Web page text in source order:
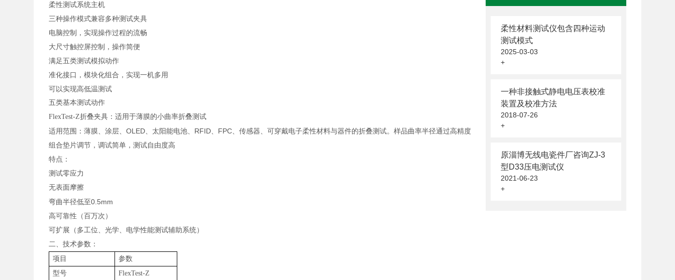
柔性材料测试仪包含四种运动
测试模式
2025-03-03
+
一种非接触式静电电压表校准
装置及校准方法
2018-07-26
+
原淄博无线电瓷件厂咨询ZJ-3
型D33压电测试仪
2021-06-23
+
柔性测试系统主机
三种操作模式兼容多种测试夹具
电脑控制，实现操作过程的流畅
大尺寸触控屏控制，操作简便
满足五类测试模拟动作
准化接口，模块化组合，实现一机多用
可以实现高低温测试
五类基本测试动作
FlexTest-Z折叠夹具：适用于薄膜的小曲率折叠测试
适用范围：薄膜、涂层、OLED、太阳能电池、 RFID、 FPC、传感器、可穿戴电子柔性材料与器件的折叠测试。样品曲率半径通过高精度
组合垫片调节，调试简单，测试自由度高
特点：
测试零应力
无表面摩擦
弯曲半径低至0.5mm
高可靠性（百万次）
可扩展（多工位、光学、电学性能测试辅助系统）
二、技术参数：
项目
参数
型号
FlexTest-Z